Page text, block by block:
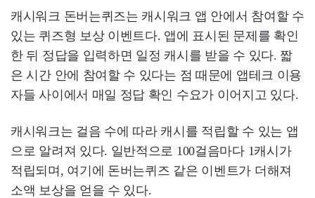
캐시워크 돈버는퀴즈는 캐시워크 앱 안에서 참여할 수
있는 퀴즈형 보상 이벤트다. 앱에 표시된 문제를 확인
한 뒤 정답을 입력하면 일정 캐시를 받을 수 있다. 짧
은 시간 안에 참여할 수 있다는 점 때문에 앱테크 이용
자들 사이에서 매일 정답 확인 수요가 이어지고 있다.
캐시워크는 걸음 수에 따라 캐시를 적립할 수 있는 앱
으로 알려져 있다. 일반적으로 100걸음마다 1캐시가
적립되며, 여기에 돈버는퀴즈 같은 이벤트가 더해져
소액 보상을 얻을 수 있다.